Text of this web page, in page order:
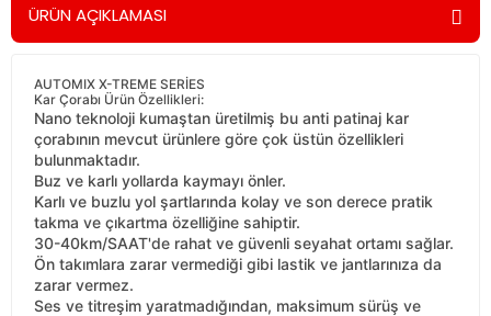
ÜRÜN AÇIKLAMASI
AUTOMIX X-TREME SERİES
Kar Çorabı Ürün Özellikleri:
Nano teknoloji kumaştan üretilmiş bu anti patinaj kar
çorabının mevcut ürünlere göre çok üstün özellikleri
bulunmaktadır.
Buz ve karlı yollarda kaymayı önler.
Karlı ve buzlu yol şartlarında kolay ve son derece pratik
takma ve çıkartma özelliğine sahiptir.
30-40km/SAAT'de rahat ve güvenli seyahat ortamı sağlar.
Ön takımlara zarar vermediği gibi lastik ve jantlarınıza da
zarar vermez.
Ses ve titreşim yaratmadığından, maksimum sürüş ve